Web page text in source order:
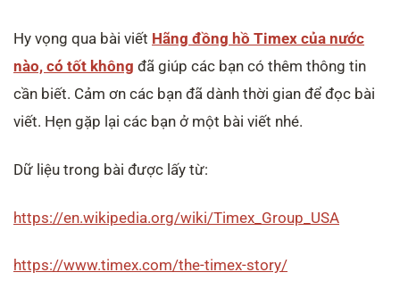
Hy vọng qua bài viết Hãng đồng hồ Timex của nước
nào, có tốt không đã giúp các bạn có thêm thông tin
cần biết. Cảm ơn các bạn đã dành thời gian để đọc bài
viết. Hẹn gặp lại các bạn ở một bài viết nhé.
Dữ liệu trong bài được lấy từ:
https://en.wikipedia.org/wiki/Timex_Group_USA
https://www.timex.com/the-timex-story/